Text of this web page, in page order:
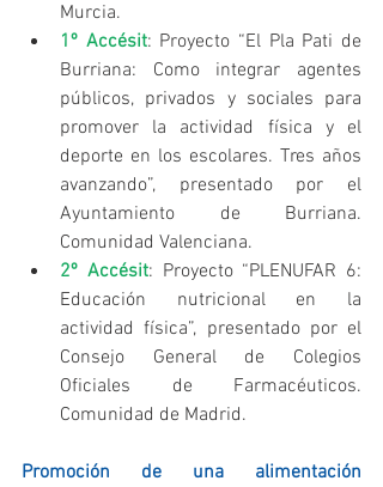
Murcia.
1º Accésit: Proyecto “El Pla Pati de
Burriana: Como integrar agentes
públicos, privados y sociales para
promover la actividad física y el
deporte en los escolares. Tres años
avanzando”, presentado por el
Ayuntamiento de Burriana.
Comunidad Valenciana.
2º Accésit: Proyecto “PLENUFAR 6:
Educación nutricional en la
actividad física”, presentado por el
Consejo General de Colegios
Oficiales de Farmacéuticos.
Comunidad de Madrid.
Promoción de una alimentación